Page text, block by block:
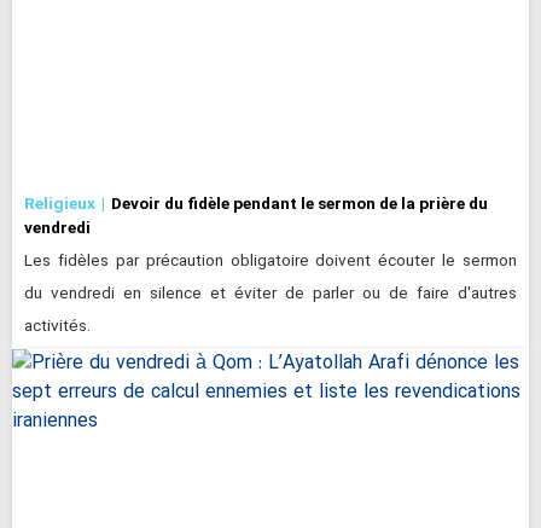
Religieux
Devoir du fidèle pendant le sermon de la prière du
vendredi
Les fidèles par précaution obligatoire doivent écouter le sermon
du vendredi en silence et éviter de parler ou de faire d'autres
activités.